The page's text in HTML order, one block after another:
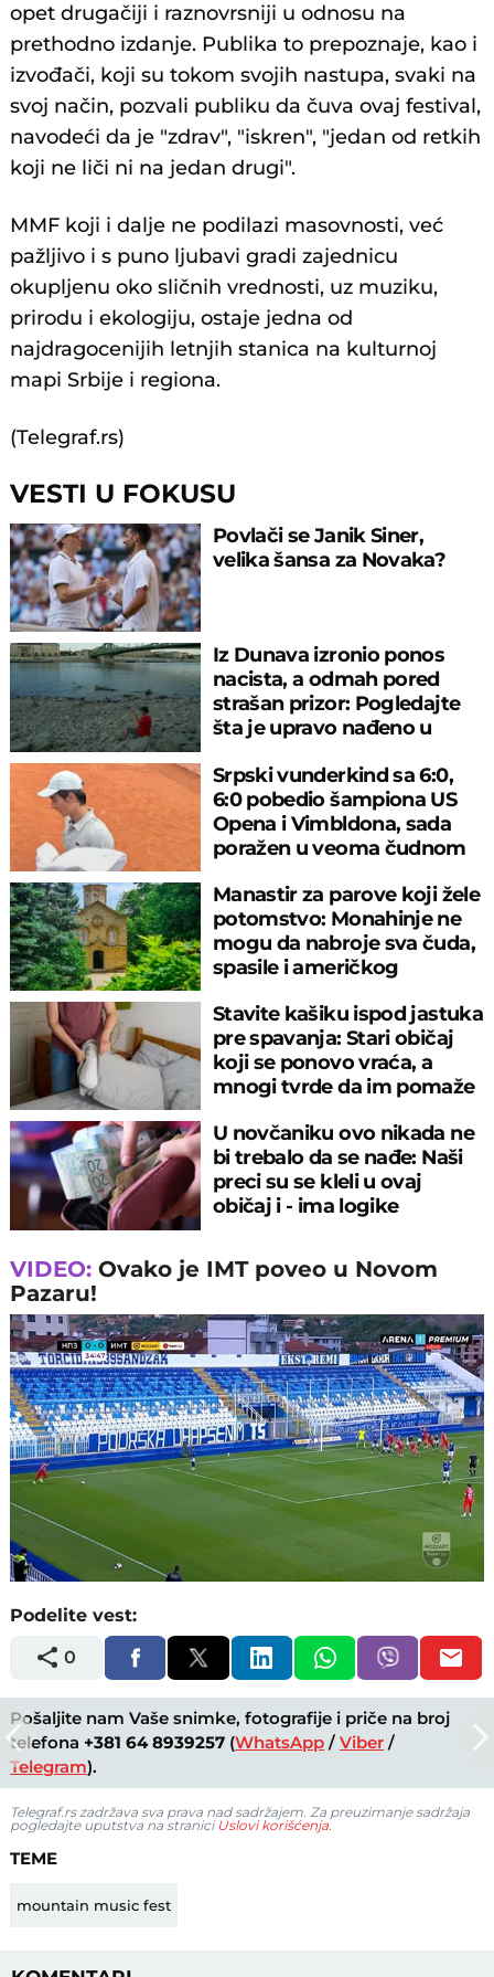
opet drugačiji i raznovrsniji u odnosu na
prethodno izdanje. Publika to prepoznaje, kao i
izvođači, koji su tokom svojih nastupa, svaki na
svoj način, pozvali publiku da čuva ovaj festival,
navodeći da je "zdrav", "iskren", "jedan od retkih
koji ne liči ni na jedan drugi".
MMF koji i dalje ne podilazi masovnosti, već
pažljivo i s puno ljubavi gradi zajednicu
okupljenu oko sličnih vrednosti, uz muziku,
prirodu i ekologiju, ostaje jedna od
najdragocenijih letnjih stanica na kulturnoj
mapi Srbije i regiona.
(Telegraf.rs)
VESTI U FOKUSU
Povlači se Janik Siner,
velika šansa za Novaka?
Iz Dunava izronio ponos
nacista, a odmah pored
strašan prizor: Pogledajte
šta je upravo nađeno u
Srpski vunderkind sa 6:0,
6:0 pobedio šampiona US
Opena i Vimbldona, sada
poražen u veoma čudnom
Manastir za parove koji žele
potomstvo: Monahinje ne
mogu da nabroje sva čuda,
spasile i američkog
Stavite kašiku ispod jastuka
pre spavanja: Stari običaj
koji se ponovo vraća, a
mnogi tvrde da im pomaže
U novčaniku ovo nikada ne
bi trebalo da se nađe: Naši
preci su se kleli u ovaj
običaj i - ima logike
VIDEO:Ovako je IMT poveo u Novom
Pazaru!
Unmute
53.81%
Podelite vest:
0
Pošaljite nam Vaše snimke, fotografije i priče na broj
telefona +381 64 8939257 (WhatsApp /Viber /
Telegram).
Telegraf.rs zadržava sva prava nad sadržajem. Za preuzimanje sadržaja
pogledajte uputstva na stranici Uslovi korišćenja.
TEME
mountain music fest